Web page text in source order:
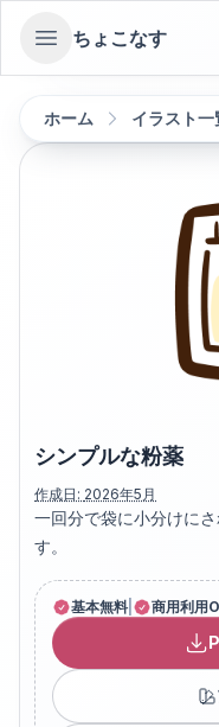
Open sidebar
ちょこなす
ホーム イラスト一
シンプルな粉薬
作成日: 2026年5月
一回分で袋に小分けに
す。
基本無料 商用利用